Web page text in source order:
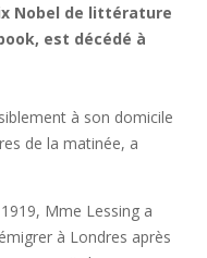
Nobel de littérature
est décédé à
à son domicile
de la matinée, a
Mme Lessing a
à Londres après